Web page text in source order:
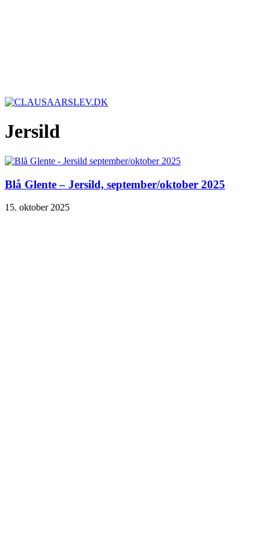
Jersild
Blå Glente – Jersild, september/oktober 2025
15. oktober 2025